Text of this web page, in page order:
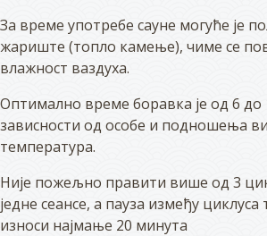
За време употребе сауне могуће је
жариште (топло камење), чиме се
влажност ваздуха.
Оптимално време боравка је од 6 до
зависности од особе и подношења
температура.
Није пожељно правити више од 3
једне сеансе, а пауза између
износи најмање 20 минута